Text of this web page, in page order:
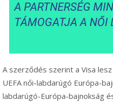
A PARTNERSÉG
TÁMOGATJA A NŐI
A szerződés szerint a Visa
UEFA női-labdarúgó Európa-
labdarúgó-Európa-bajnokság